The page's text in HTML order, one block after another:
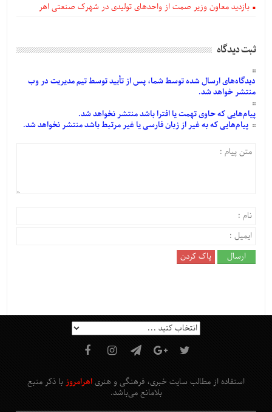
بازدید معاون وزیر صمت از واحدهای تولیدی در شهرک صنعتی اهر
ثبت دیدگاه
دیدگاه‌هایارسالشدهتوسط شما، پس ازتأییدتوسط تیم مدیریت در وب
منتشر خواهد شد.
پیام‌هاییکه حاوی تهمت یا افترا باشد منتشر نخواهد شد.
پیام‌هاییکه به غیر از زبان فارسی یا غیر مرتبط باشد منتشر نخواهد شد.
استفاده از مطالب سایت خبری، فرهنگی و هنری اهرامروز با ذکر منبع
بلامانع می‌باشد.